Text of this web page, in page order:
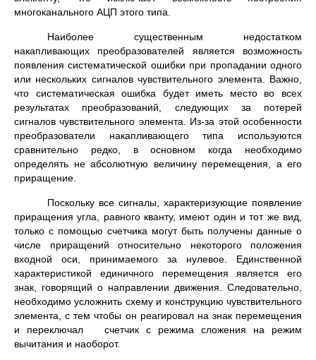
многоканального АЦП этого типа.
Наиболее существенным недостатком
накапливающих преобразователей является возможность
появления си­стематической ошибки при пропадании одного
или не­скольких сигналов чувствительного элемента. Важно,
что систематическая ошибка будет иметь место во всех
результатах преобразований, следующих за потерей
сигналов чувствительного элемента. Из-за этой особенности
преобразователи накапливающего типа использу­ются
сравнительно редко, в основном когда необходимо
определять не абсолютную величину перемещения, а его
приращение.
Поскольку все сигналы, характеризующие появление
приращения угла, равного кванту, имеют один и тот же вид,
только с помощью счетчика могут быть получены данные о
числе приращений относительно некоторого положения
входной оси, принимаемого за нулевое. Единст­венной
характеристикой единичного перемещения явля­ется его
знак, говорящий о направлении движения. Следовательно,
необходимо усложнить схему и конструкцию чувствительного
элемента, с тем чтобы он реагировал на знак перемещения
и переключал счетчик с режима сложения на режим
вычитания и наоборот.